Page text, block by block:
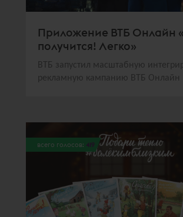
Приложение ВТБ Онлайн
получится! Легко»
ВТБ запустил масштабную
рекламную кампанию ВТБ Онлайн
всего голосов: 419